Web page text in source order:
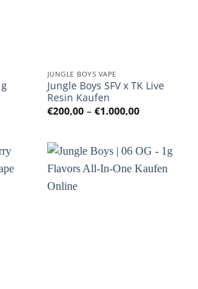
JUNGLE BOYS VAPE
Jungle Boys SFV x TK Live
Resin Kaufen
€200,00 – €1.000,00
€200,00